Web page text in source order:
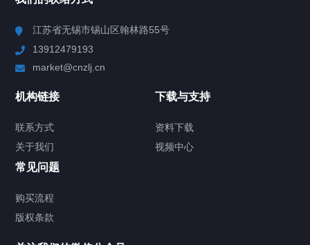
Chiller高精度制冷循环器
TCU温度控制单元
Chiller气体控温系统
江苏省无锡市锡山区翰林路55号
13912479193
market@cnzlj.cn
机构链接
联系方式
关于我们
下载与支持
资料下载
视频中心
常见问题
购买流程
版权条款